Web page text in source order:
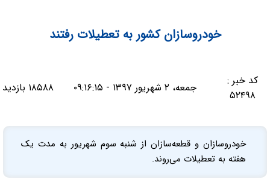
خودروسازان کشور به تعطیلات رفتند
کد خبر :
۵۲۴۹۸
جمعه، ۲ شهریور ۱۳۹۷ - ۰۹:۱۶:۱۵ ۱۸۵۸۸ بازدید
خودروسازان و قطعه‌سازان از شنبه سوم شهریور به مدت یک
هفته به تعطیلات می‌روند.